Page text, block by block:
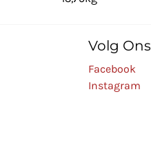
Volg Ons
Facebook
Instagram